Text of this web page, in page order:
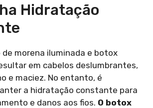
Hidratação
de morena iluminada e botox
em cabelos deslumbrantes,
e maciez. No entanto, é
a hidratação constante para
e danos aos fios. O botox